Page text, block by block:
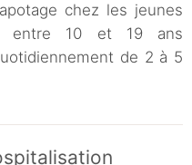
chez les jeunes
entre 10 et 19 ans
de 2 à 5